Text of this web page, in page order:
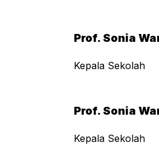
Prof. Sonia
Kepala Sekolah
Prof. Sonia
Kepala Sekolah